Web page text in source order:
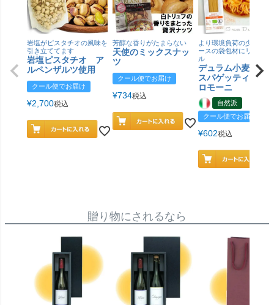
岩塩がピスタチオの風味を
引き立ててます
岩塩ピスタチオ ア
ルペンザルツ使用
クール便でお届け
¥2,700税込
芳醇な香りがたまらない
天使のミックスナッ
ツ
クール便でお届け
¥734税込
より環境負荷の少ない紙
ースの袋包材にリニュー
ル
デュラム小麦 有
スパゲッティ／ジ
ロモーニ
自然派
クール便でお届け
¥602税込
贈り物にされるなら